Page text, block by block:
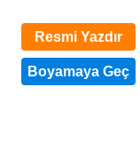
Resmi Yazdır